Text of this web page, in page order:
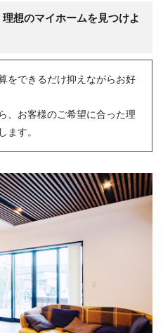
想のマイホームを見つけよ
をできるだけ抑えながらお好
、お客様のご希望に合った理
ます。